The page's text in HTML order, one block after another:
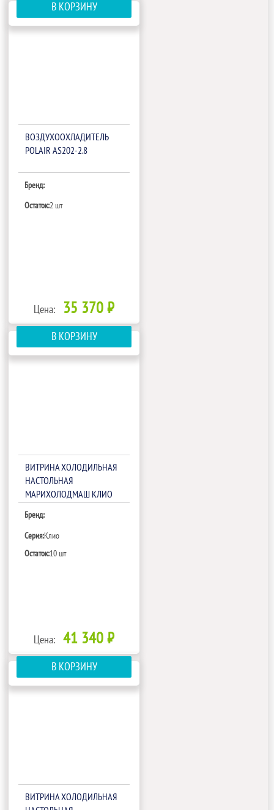
В КОРЗИНУ
ВОЗДУХООХЛАДИТЕЛЬ
POLAIR AS202-2.8
Бренд:
Остаток:2 шт
Цена: 35 370 ₽
В КОРЗИНУ
ВИТРИНА ХОЛОДИЛЬНАЯ
НАСТОЛЬНАЯ
МАРИХОЛОДМАШ КЛИО
Бренд:
Серия:Клио
Остаток:10 шт
Цена: 41 340 ₽
В КОРЗИНУ
ВИТРИНА ХОЛОДИЛЬНАЯ